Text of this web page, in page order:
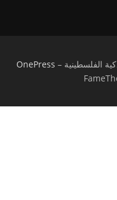
–
OnePress